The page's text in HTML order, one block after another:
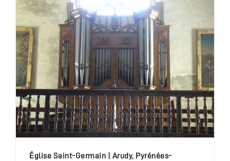
église Saint-Germain Arudy, Pyrénées-